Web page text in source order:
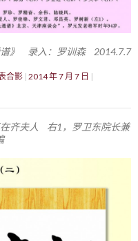
谱》 录入：罗训森 2014.7.7
合影 2014 年 7 月 7 日
齐夫人 右1，罗卫东院长兼